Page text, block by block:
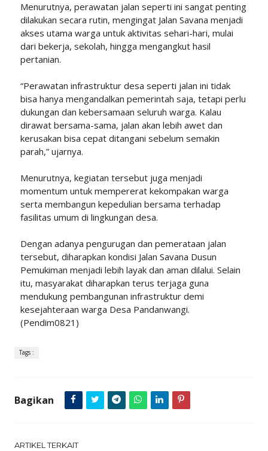
Menurutnya, perawatan jalan seperti ini sangat penting
dilakukan secara rutin, mengingat Jalan Savana menjadi
akses utama warga untuk aktivitas sehari-hari, mulai
dari bekerja, sekolah, hingga mengangkut hasil
pertanian.
“Perawatan infrastruktur desa seperti jalan ini tidak
bisa hanya mengandalkan pemerintah saja, tetapi perlu
dukungan dan kebersamaan seluruh warga. Kalau
dirawat bersama-sama, jalan akan lebih awet dan
kerusakan bisa cepat ditangani sebelum semakin
parah,” ujarnya.
Menurutnya, kegiatan tersebut juga menjadi
momentum untuk mempererat kekompakan warga
serta membangun kepedulian bersama terhadap
fasilitas umum di lingkungan desa.
Dengan adanya pengurugan dan pemerataan jalan
tersebut, diharapkan kondisi Jalan Savana Dusun
Pemukiman menjadi lebih layak dan aman dilalui. Selain
itu, masyarakat diharapkan terus terjaga guna
mendukung pembangunan infrastruktur demi
kesejahteraan warga Desa Pandanwangi.
(Pendim0821)
Tags :
Bagikan
ARTIKEL TERKAIT